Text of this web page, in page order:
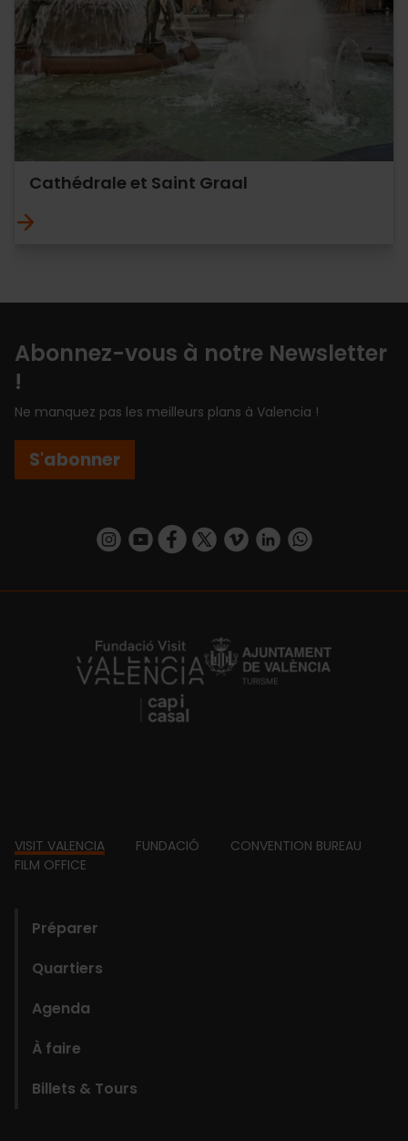
Cathédrale et Saint Graal
Abonnez-vous à notre Newsletter
!
Ne manquez pas les meilleurs plans à Valencia !
S'abonner
https://www.instagram.com/visit_valencia/
https://www.youtube.com/user/
https://www.facebook.com/
https://twitter.com/
https://vimeo.com/
https://www.linkedin.com/company/turismo-valencia/https://api.whatsapp.com/send/
https://fundacion.visitvalencia.com/
Footer
VISIT VALENCIA FUNDACIÓ
CONVENTION BUREAU
FILM OFFICE
Préparer
Quartiers
Agenda
À faire
Billets & Tours